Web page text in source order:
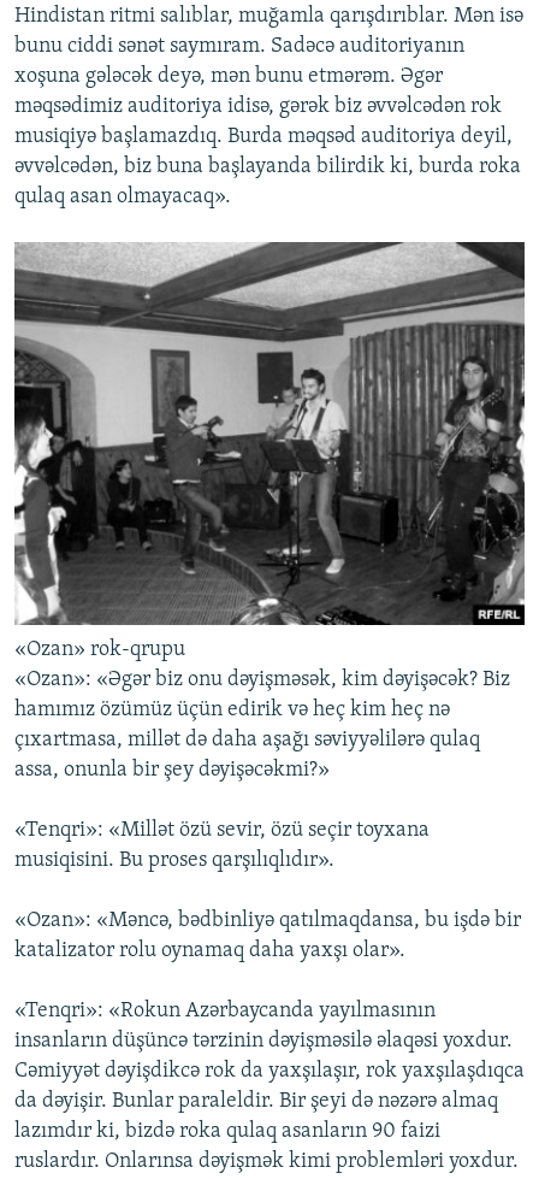
Hindistan ritmi salıblar, muğamla qarışdırıblar. Mən isə
bunu ciddi sənət saymıram. Sadəcə auditoriyanın
xoşuna gələcək deyə, mən bunu etmərəm. Əgər
məqsədimiz auditoriya idisə, gərək biz əvvəlcədən rok
musiqiyə başlamazdıq. Burda məqsəd auditoriya deyil,
əvvəlcədən, biz buna başlayanda bilirdik ki, burda roka
qulaq asan olmayacaq».
«Ozan» rok-qrupu
«Ozan»: «Əgər biz onu dəyişməsək, kim dəyişəcək? Biz
hamımız özümüz üçün edirik və heç kim heç nə
çıxartmasa, millət də daha aşağı səviyyəlilərə qulaq
assa, onunla bir şey dəyişəcəkmi?»
«Tenqri»: «Millət özü sevir, özü seçir toyxana
musiqisini. Bu proses qarşılıqlıdır».
«Ozan»: «Məncə, bədbinliyə qatılmaqdansa, bu işdə bir
katalizator rolu oynamaq daha yaxşı olar».
«Tenqri»: «Rokun Azərbaycanda yayılmasının
insanların düşüncə tərzinin dəyişməsilə əlaqəsi yoxdur.
Cəmiyyət dəyişdikcə rok da yaxşılaşır, rok yaxşılaşdıqca
da dəyişir. Bunlar paraleldir. Bir şeyi də nəzərə almaq
lazımdır ki, bizdə roka qulaq asanların 90 faizi
ruslardır. Onlarınsa dəyişmək kimi problemləri yoxdur.